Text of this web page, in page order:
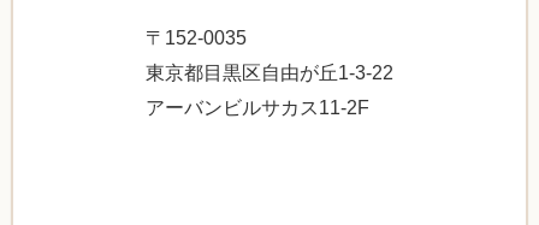
〒152-0035
東京都目黒区自由が丘1-3-22
アーバンビルサカス11-2F